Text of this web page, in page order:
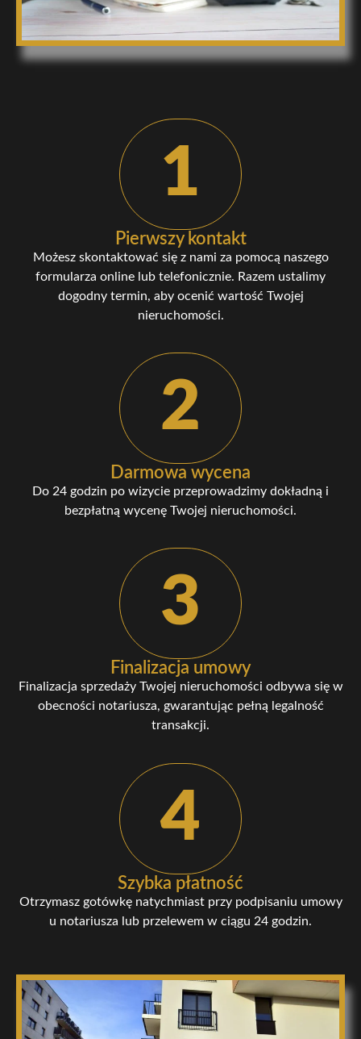
1
Pierwszy kontakt
Możesz skontaktować się z nami za pomocą naszego
formularza online lub telefonicznie. Razem ustalimy
dogodny termin, aby ocenić wartość Twojej
nieruchomości.
2
Darmowa wycena
Do 24 godzin po wizycie przeprowadzimy dokładną i
bezpłatną wycenę Twojej nieruchomości.
3
Finalizacja umowy
Finalizacja sprzedaży Twojej nieruchomości odbywa się w
obecności notariusza, gwarantując pełną legalność
transakcji.
4
Szybka płatność
Otrzymasz gotówkę natychmiast przy podpisaniu umowy
u notariusza lub przelewem w ciągu 24 godzin.